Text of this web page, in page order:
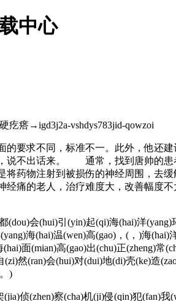
中心
疙瘩→igd3j2a-vshdys783jid-qowzoi
求不同，标准不一。此外，他还
不出话来。 通常，找到唐帅的患
药物注射到被损伤的神经周围，去
痛的老人，治疗难度大，改善幅度
会(hui)引(yin)起(qi)海(hai)洋(yang)
海(hai)温(wen)高(gao)，(，)海(hai)
面(mian)高(gao)出(chu)正(zheng)常
然(ran)会(hui)对(dui)地(di)壳(ke)造
)
(zhen)察(cha)机(ji)侵(qin)犯(fan)我